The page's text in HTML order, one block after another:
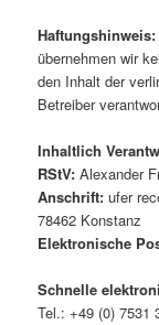
Haftungshinweis:
übernehmen wir
den Inhalt der
Betreiber
Inhaltlich
RStV: Alexander
Anschrift: ufer
78462 Konstanz
Elektronische
Schnelle
Tel.: +49 (0) 7531